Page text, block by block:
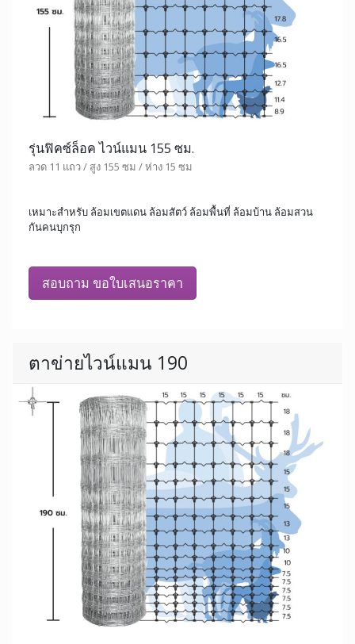
รุ่นฟิคซ์ล็อค ไวน์แมน 155 ซม.
ลวด 11 แถว / สูง 155 ซม / ห่าง 15 ซม
เหมาะสำหรับ ล้อมเขตแดน ล้อมสัตว์ ล้อมพื้นที่ ล้อมบ้าน ล้อมสวน
กันคนบุกรุก
สอบถาม ขอใบเสนอราคา
ตาข่ายไวน์แมน 190